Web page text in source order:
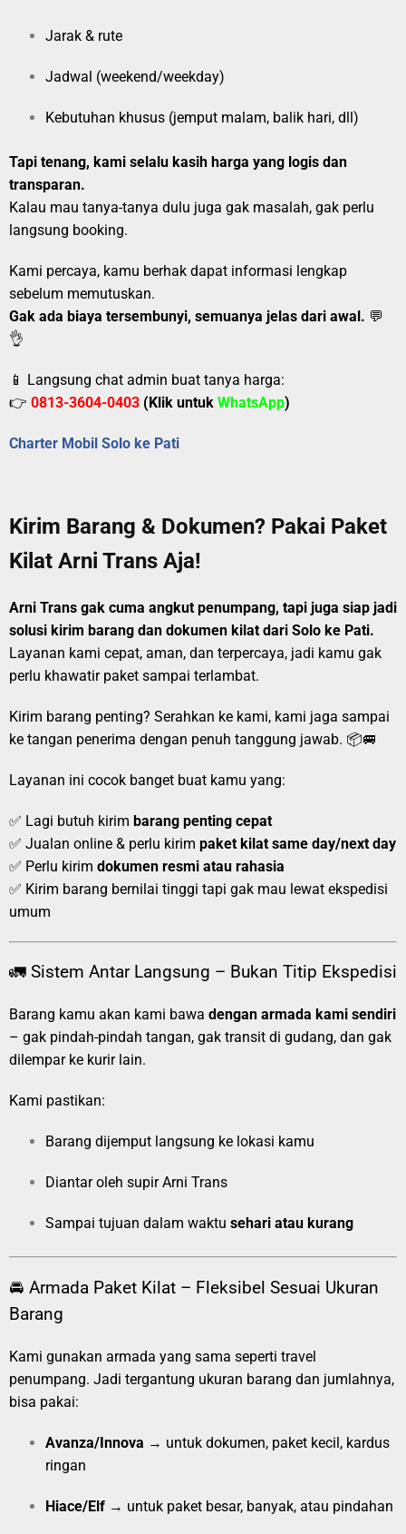
Jarak & rute
Jadwal (weekend/weekday)
Kebutuhan khusus (jemput malam, balik hari, dll)
Tapi tenang, kami selalu kasih harga yang logis dan
transparan.
Kalau mau tanya-tanya dulu juga gak masalah, gak perlu
langsung booking.
Kami percaya, kamu berhak dapat informasi lengkap
sebelum memutuskan.
Gak ada biaya tersembunyi, semuanya jelas dari awal. 💬
👌
📱 Langsung chat admin buat tanya harga:
👉 0813-3604-0403 (Klik untuk WhatsApp)
Charter Mobil Solo ke Pati
Kirim Barang & Dokumen? Pakai Paket
Kilat Arni Trans Aja!
Arni Trans gak cuma angkut penumpang, tapi juga siap jadi
solusi kirim barang dan dokumen kilat dari Solo ke Pati.
Layanan kami cepat, aman, dan terpercaya, jadi kamu gak
perlu khawatir paket sampai terlambat.
Kirim barang penting? Serahkan ke kami, kami jaga sampai
ke tangan penerima dengan penuh tanggung jawab. 📦🚐
Layanan ini cocok banget buat kamu yang:
✅ Lagi butuh kirim barang penting cepat
✅ Jualan online & perlu kirim paket kilat same day/next day
✅ Perlu kirim dokumen resmi atau rahasia
✅ Kirim barang bernilai tinggi tapi gak mau lewat ekspedisi
umum
🚛 Sistem Antar Langsung – Bukan Titip Ekspedisi
Barang kamu akan kami bawa dengan armada kami sendiri
– gak pindah-pindah tangan, gak transit di gudang, dan gak
dilempar ke kurir lain.
Kami pastikan:
Barang dijemput langsung ke lokasi kamu
Diantar oleh supir Arni Trans
Sampai tujuan dalam waktu sehari atau kurang
🚘 Armada Paket Kilat – Fleksibel Sesuai Ukuran
Barang
Kami gunakan armada yang sama seperti travel
penumpang. Jadi tergantung ukuran barang dan jumlahnya,
bisa pakai:
Avanza/Innova → untuk dokumen, paket kecil, kardus
ringan
Hiace/Elf → untuk paket besar, banyak, atau pindahan